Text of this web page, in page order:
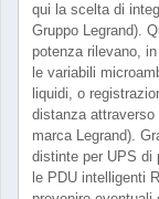
qui la scelta di
Gruppo Legrand).
potenza rilevano,
le variabili
liquidi, o
distanza
marca Legrand).
distinte per UPS di
le PDU intelligenti